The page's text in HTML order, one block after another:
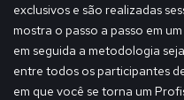
exclusivos e são realizadas
mostra o passo a passo em
em seguida a metodologia
entre todos os participantes
em que você se torna um